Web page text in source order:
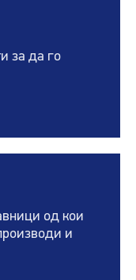
за да го
од кои
и